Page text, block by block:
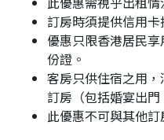
訂房時須提供信用卡
優惠只限香港居民
份證。
客房只供住宿之用
訂房（包括婚宴出
此優惠不可與其他